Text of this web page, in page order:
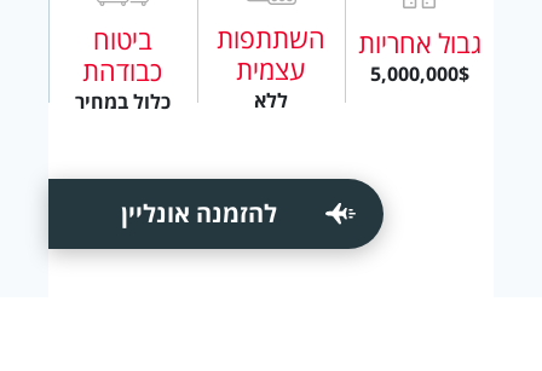
גבול אחריות
5,000,000$
השתתפות
עצמית
ללא
ביטוח
כבודהת
כלול במחיר
להזמנה אונליין